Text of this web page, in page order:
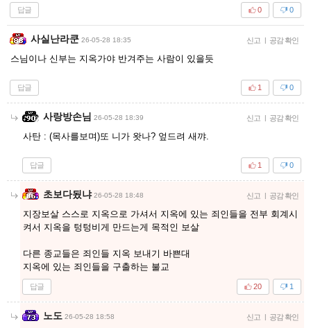
답글 0
0
사실난라쿤 26-05-28 18:35 신고 | 공감 확인
스님이나 신부는 지옥가야 반겨주는 사람이 있을듯
답글 0
1
사랑방손님 26-05-28 18:39 신고 | 공감 확인
사탄 : (목사를보며)또 니가 왓나? 엎드려 새꺄.
답글 0
1
초보다됬냐 26-05-28 18:48 신고 | 공감 확인
지장보살 스스로 지옥으로 가셔서 지옥에 있는 죄인들을 전부 회계시
켜서 지옥을 텅텅비게 만드는게 목적인 보살
다른 종교들은 죄인들 지옥 보내기 바쁜대
지옥에 있는 죄인들을 구출하는 불교
답글 1
20
노도 26-05-28 18:58 신고 | 공감 확인